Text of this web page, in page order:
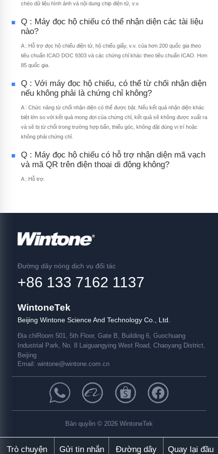
chéo dữ liệu hình ảnh và nội dung chip điện tử, v.v.
Q : Máy đọc hộ chiếu có thể nhận diện các tài liệu
nào?
A : Hỗ trợ đọc hộ chiếu điện tử, hộ chiếu giấy, v.v. của hơn 200 quốc gia theo
tiêu chuẩn ICAO DOC 9303 và các chứng chỉ khác theo tiêu chuẩn ICAO. Hơn
85 quốc gia.
Q : Với máy đọc hộ chiếu, có thể từ chối nhận diện
nếu không phải là chứng chỉ không?
A : Chức năng từ chối nhận diện có thể được bật. Nếu kết quả nhận diện khác
biệt lớn so với kết quả mong đợi của chứng chỉ, kết quả sẽ không được xuất ra
và sẽ bị từ chối trong trường hợp bẩn, thiếu góc, không đặt đúng vị trí hoặc
không phải chứng chỉ.
Q : Máy đọc hộ chiếu có hỗ trợ nhận diện mã vạch
và mã QR trên điện thoại di động không?
A : Hỗ trợ.
Đường dây nóng dịch vụ đối tác
+86 133 7162 1137
WintoneTek
Beijing Wintone Science And Technology Co., Ltd.
Địa chỉRoom 501, 5th Floor, Gate B, Building 6, Guochuang
Industrial Park, No. 8 Laiguangying West Road, Chaoyang District,
Beijing
Email: wintone@wintone.com.cn
Bản quyền © 2026 WintoneTek
Trò chuyện Gửi tin nhắn Đường dây Quay lại đầu